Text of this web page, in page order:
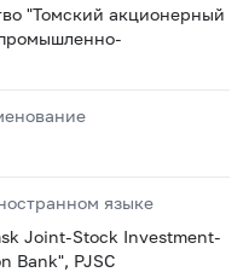
"Томский акционерный
языке
Joint-Stock Investment-
Bank", PJSC